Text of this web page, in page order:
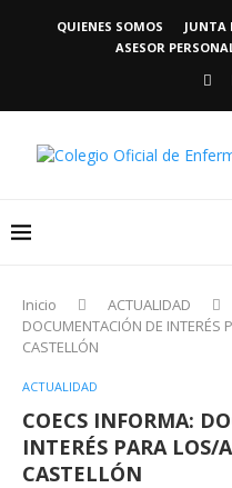
QUIENES SOMOS JUNTA
ASESOR
Inicio ACTUALIDAD
DOCUMENTACIÓN DE INTERÉS
CASTELLÓN
ACTUALIDAD
COECS INFORMA:
INTERÉS PARA LOS/
CASTELLÓN